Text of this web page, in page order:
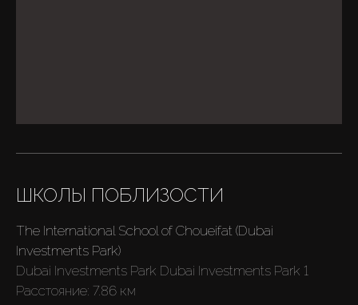
ШКОЛЫ ПОБЛИЗОСТИ
The International School of Choueifat (Dubai
Investments Park)
Dubai Investments Park Dubai Investments Park 1
Расстояние: 7.86 км